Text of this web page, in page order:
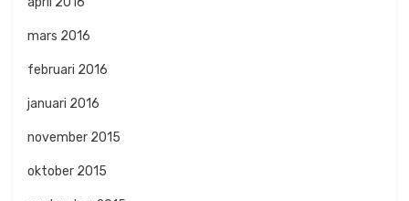
mars 2016
februari 2016
januari 2016
november 2015
oktober 2015